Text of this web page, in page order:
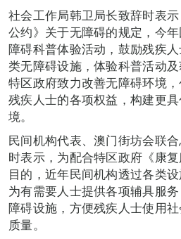
社会工作局韩卫局长致辞时表
公约》关于无障碍的规定，今
障碍科普体验活动，鼓励残疾
类无障碍设施，体验科普活动
特区政府致力改善无障碍环境
残疾人士的各项权益，构建更
境。
民间机构代表、澳门街坊会联
时表示，为配合特区政府《康
目的，近年民间机构透过各类
为有需要人士提供各项辅具服
障碍设施，方便残疾人士使用
质量。